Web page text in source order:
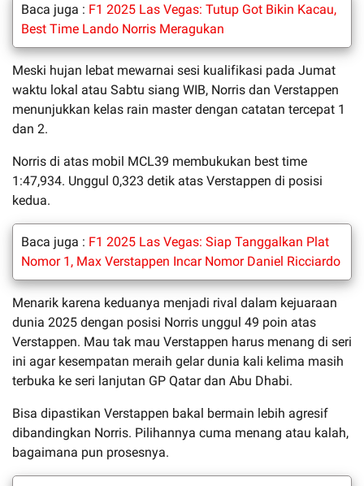
Baca juga : F1 2025 Las Vegas: Tutup Got Bikin Kacau,
Best Time Lando Norris Meragukan
Meski hujan lebat mewarnai sesi kualifikasi pada Jumat
waktu lokal atau Sabtu siang WIB, Norris dan Verstappen
menunjukkan kelas rain master dengan catatan tercepat 1
dan 2.
Norris di atas mobil MCL39 membukukan best time
1:47,934. Unggul 0,323 detik atas Verstappen di posisi
kedua.
Baca juga : F1 2025 Las Vegas: Siap Tanggalkan Plat
Nomor 1, Max Verstappen Incar Nomor Daniel Ricciardo
Menarik karena keduanya menjadi rival dalam kejuaraan
dunia 2025 dengan posisi Norris unggul 49 poin atas
Verstappen. Mau tak mau Verstappen harus menang di seri
ini agar kesempatan meraih gelar dunia kali kelima masih
terbuka ke seri lanjutan GP Qatar dan Abu Dhabi.
Bisa dipastikan Verstappen bakal bermain lebih agresif
dibandingkan Norris. Pilihannya cuma menang atau kalah,
bagaimana pun prosesnya.